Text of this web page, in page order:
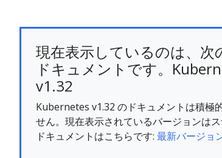
現在表示しているのは、
ドキュメントです。
v1.32
Kubernetes v1.32 のドキュメントは積極
せん。現在表示されているバージョンは
ドキュメントはこちらです: 最新バージョ